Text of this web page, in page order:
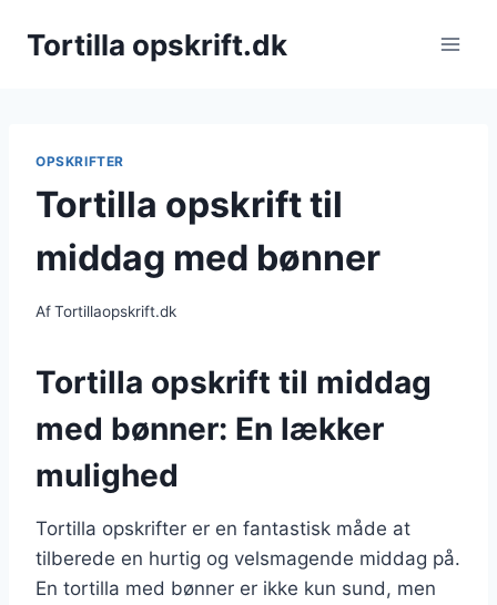
Tortilla opskrift.dk
OPSKRIFTER
Tortilla opskrift til
middag med bønner
AfTortillaopskrift.dk
Tortilla opskrift til middag
med bønner: En lækker
mulighed
Tortilla opskrifter er en fantastisk måde at
tilberede en hurtig og velsmagende middag på.
En tortilla med bønner er ikke kun sund, men